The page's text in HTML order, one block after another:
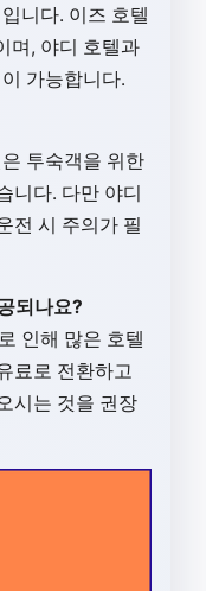
니다. 이즈 호텔
며, 야디 호텔과
가능합니다.
투숙객을 위한
니다. 다만 야디
전 시 주의가 필
되나요?
인해 많은 호텔
료로 전환하고
시는 것을 권장